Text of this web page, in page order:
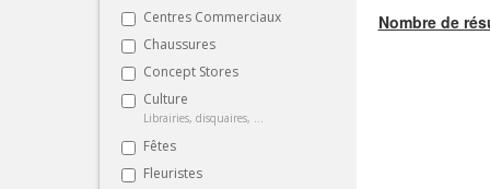
Centres Commerciaux
Chaussures
Concept Stores
Culture
Librairies, disquaires, ...
Fêtes
Fleuristes
Nombre de